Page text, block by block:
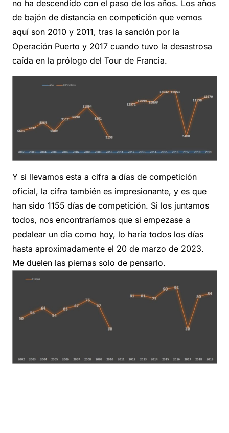
no ha descendido con el paso de los años. Los años
de bajón de distancia en competición que vemos
aquí son 2010 y 2011, tras la sanción por la
Operación Puerto y 2017 cuando tuvo la desastrosa
caída en la prólogo del Tour de Francia.
Y si llevamos esta a cifra a días de competición
oficial, la cifra también es impresionante, y es que
han sido 1155 días de competición. Si los juntamos
todos, nos encontraríamos que si empezase a
pedalear un día como hoy, lo haría todos los días
hasta aproximadamente el 20 de marzo de 2023.
Me duelen las piernas solo de pensarlo.